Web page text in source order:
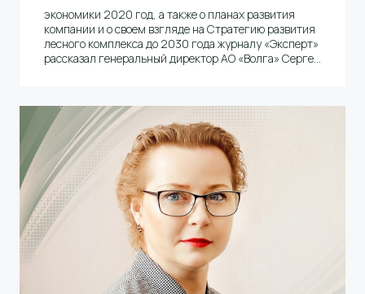
экономики 2020 год, а также о планах развития
компании и о своем взгляде на Стратегию развития
лесного комплекса до 2030 года журналу «Эксперт»
рассказал генеральный директор АО «Волга» Сергей